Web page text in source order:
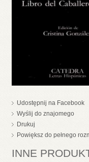
Udostępnij na Facebook
Wyślij do znajomego
Drukuj
Powiększ do pełnego
INNE